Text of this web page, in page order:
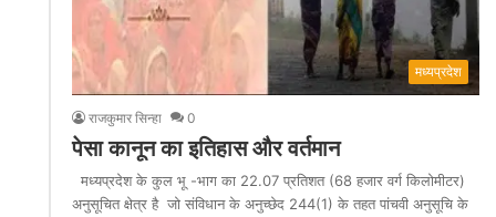
मध्यप्रदेश
राजकुमार सिन्हा 0
पेसा कानून का इतिहास और वर्तमान
मध्यप्रदेश के कुल भू -भाग का 22.07 प्रतिशत (68 हजार वर्ग किलोमीटर)
अनुसूचित क्षेत्र है जो संविधान के अनुच्छेद 244(1) के तहत पांचवी अनुसूचि के